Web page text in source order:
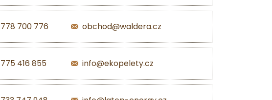
778 700 776 obchod@waldera.cz
775 416 855 info@ekopelety.cz